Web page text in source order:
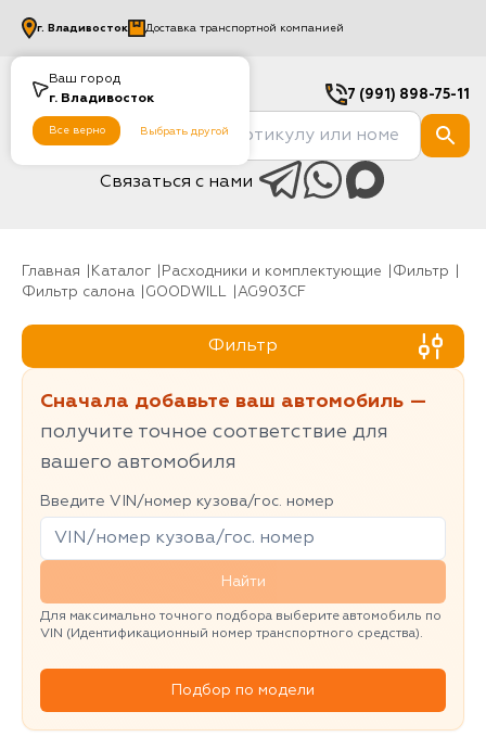
Ваш город
г. Владивосток
Все верно Выбрать другой
г. Владивосток Доставка транспортной компанией
7 (991) 898-75-11
Связаться с нами
Главная Каталог Расходники и комплектующие
фильтр
Фильтр салона
GOODWILL AG903CF
Фильтр
Сначала добавьте ваш автомобиль —
получите точное соответствие для
вашего автомобиля
Введите VIN/номер кузова/гос. номер
Найти
Для максимально точного подбора выберите автомобиль по
VIN (Идентификационный номер транспортного средства).
Подбор по модели